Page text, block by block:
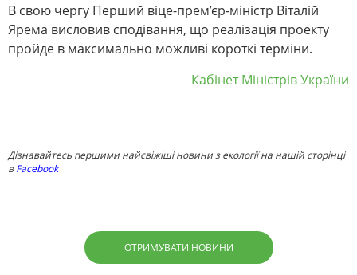
В свою чергу Перший віце-прем’єр-міністр Віталій
Ярема висловив сподівання, що реалізація проекту
пройде в максимально можливі короткі терміни.
Кабінет Міністрів України
Дізнавайтесь першими найсвіжіші новини з екології на нашій сторінці
вFacebook
ОТРИМУВАТИ НОВИНИ